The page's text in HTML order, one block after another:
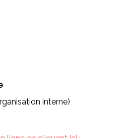
interne)